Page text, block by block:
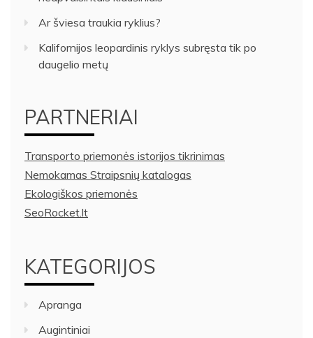
Ar šviesa traukia ryklius?
Kalifornijos leopardinis ryklys subręsta tik po
daugelio metų
PARTNERIAI
Transporto priemonės istorijos tikrinimas
Nemokamas Straipsnių katalogas
Ekologiškos priemonės
SeoRocket.lt
KATEGORIJOS
Apranga
Augintiniai